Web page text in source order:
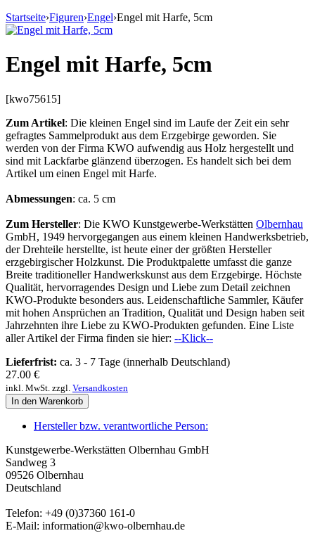
Startseite›Figuren›Engel›Engel mit Harfe, 5cm
Engel mit Harfe, 5cm
[kwo75615]
Zum Artikel: Die kleinen Engel sind im Laufe der Zeit ein sehr
gefragtes Sammelprodukt aus dem Erzgebirge geworden. Sie
werden von der Firma KWO aufwendig aus Holz hergestellt und
sind mit Lackfarbe glänzend überzogen. Es handelt sich bei dem
Artikel um einen Engel mit Harfe.
Abmessungen: ca. 5 cm
Zum Hersteller: Die KWO Kunstgewerbe-Werkstätten Olbernhau
GmbH, 1949 hervorgegangen aus einem kleinen Handwerksbetrieb,
der Drehteile herstellte, ist heute einer der größten Hersteller
erzgebirgischer Holzkunst. Die Produktpalette umfasst die ganze
Breite traditioneller Handwerkskunst aus dem Erzgebirge. Höchste
Qualität, hervorragendes Design und Liebe zum Detail zeichnen
KWO-Produkte besonders aus. Leidenschaftliche Sammler, Käufer
mit hohen Ansprüchen an Tradition, Qualität und Design haben seit
Jahrzehnten ihre Liebe zu KWO-Produkten gefunden. Eine Liste
aller Artikel der Firma finden sie hier: --Klick--
Lieferfrist: ca. 3 - 7 Tage (innerhalb Deutschland)
27.00 €
inkl. MwSt. zzgl. Versandkosten
In den Warenkorb
Hersteller bzw. verantwortliche Person:
Kunstgewerbe-Werkstätten Olbernhau GmbH
Sandweg 3
09526 Olbernhau
Deutschland
Telefon: +49 (0)37360 161-0
E-Mail: information@kwo-olbernhau.de